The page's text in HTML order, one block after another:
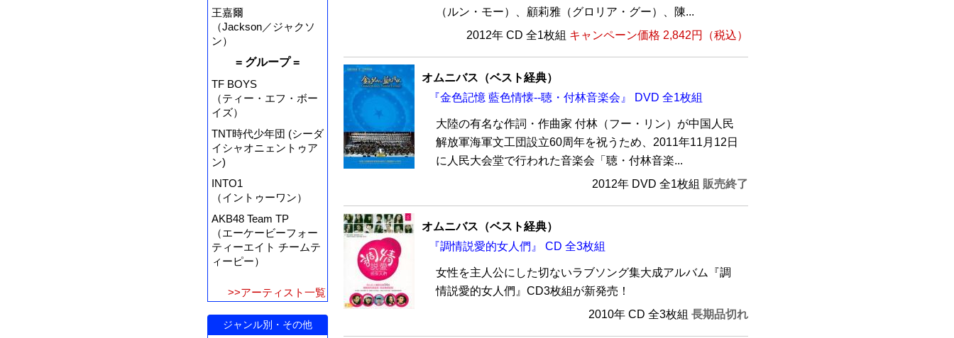
王嘉爾
（Jackson／ジャクソ
ン）
= グループ =
TF BOYS
（ティー・エフ・ボー
イズ）
TNT時代少年団 (シーダ
イシャオニェントゥア
ン)
INTO1
（イントゥーワン）
AKB48 Team TP
（エーケービーフォー
ティーエイト チームテ
ィーピー）
>>アーティスト一覧
ジャンル別・その他
（ルン・モー）、顧莉雅（グロリア・グー）、陳...
2012年 CD 全1枚組 キャンペーン価格 2,842円（税込）
オムニバス（ベスト経典）
『金色記憶 藍色情懐--聴・付林音楽会』 DVD 全1枚組
大陸の有名な作詞・作曲家 付林（フー・リン）が中国人民
解放軍海軍文工団設立60周年を祝うため、2011年11月12日
に人民大会堂で行われた音楽会「聴・付林音楽...
2012年 DVD 全1枚組 販売終了
オムニバス（ベスト経典）
『調情説愛的女人們』 CD 全3枚組
女性を主人公にした切ないラブソング集大成アルバム『調
情説愛的女人們』CD3枚組が新発売！
2010年 CD 全3枚組 長期品切れ